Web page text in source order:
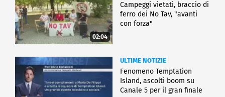
02:04
Campeggi vietati, braccio di
ferro dei No Tav, "avanti
con forza"
ULTIME NOTIZIE
Fenomeno Temptation
Island, ascolti boom su
Canale 5 per il gran finale